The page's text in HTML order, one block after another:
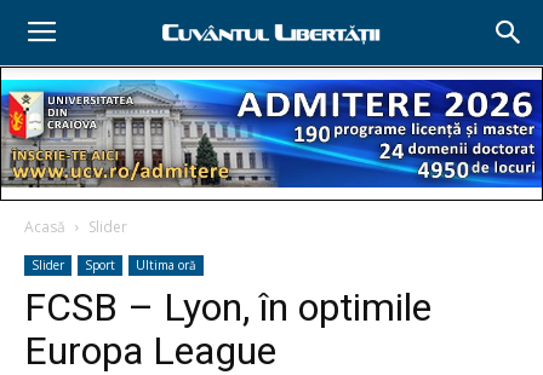
Acasă Slider
Slider Sport Ultima oră
FCSB – Lyon, în optimile
Europa League